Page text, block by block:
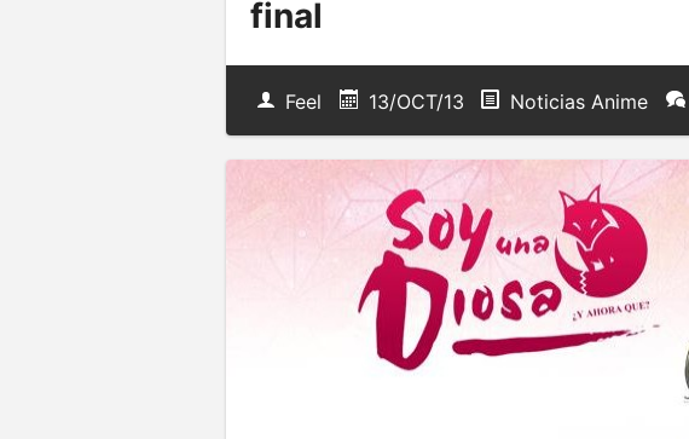
final
Feel 13/OCT/13 Noticias Anime